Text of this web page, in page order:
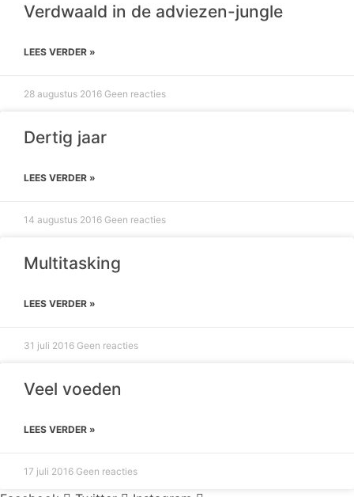
Verdwaald in de adviezen-jungle
LEES VERDER »
28 augustus 2016 Geen reacties
Dertig jaar
LEES VERDER »
14 augustus 2016 Geen reacties
Multitasking
LEES VERDER »
31 juli 2016 Geen reacties
Veel voeden
LEES VERDER »
17 juli 2016 Geen reacties